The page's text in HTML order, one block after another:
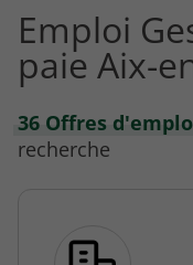
vous
voulez
rechercher
Emploi
paie Aix-
36 Offres
recherche